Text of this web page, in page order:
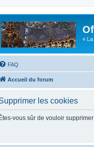
«
FAQ
Accueil du forum
les cookies
vous sûr de vouloir